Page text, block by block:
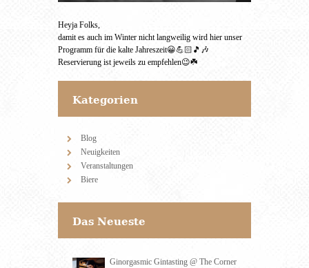
Heyja Folks,
damit es auch im Winter nicht langweilig wird hier unser
Programm für die kalte Jahreszeit😀💪🏻🎵🎶
Reservierung ist jeweils zu empfehlen😉☘️
Kategorien
Blog
Neuigkeiten
Veranstaltungen
Biere
Das Neueste
Ginorgasmic Gintasting @ The Corner